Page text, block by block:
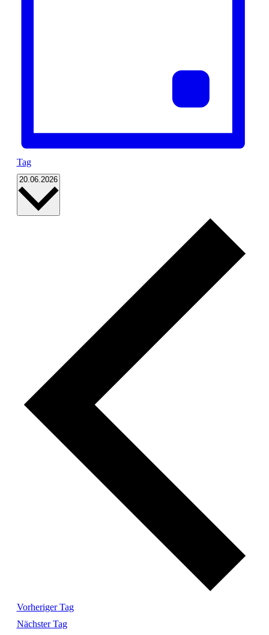
Tag
20.06.2026 Datum
Vorheriger Tag
Nächster Tag